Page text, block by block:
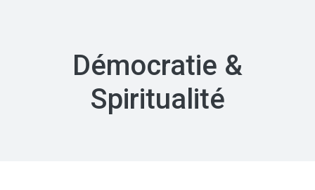
Démocratie &
Spiritualité